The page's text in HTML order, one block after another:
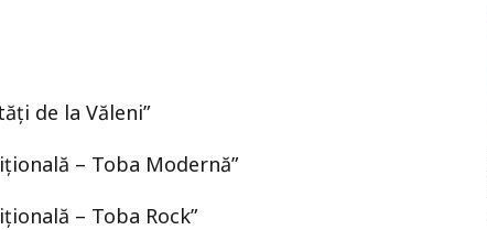
de la Văleni”
– Toba Modernă”
– Toba Rock”